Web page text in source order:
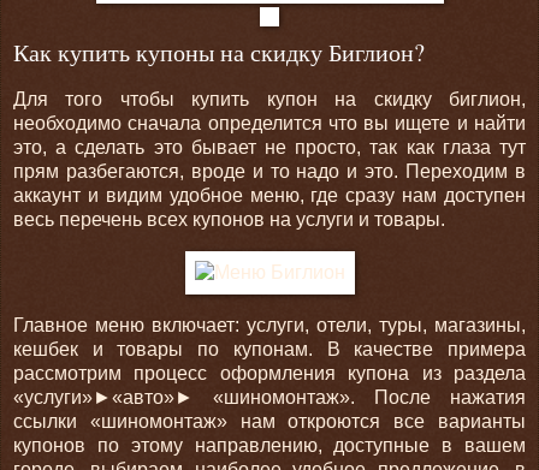
Как купить купоны на скидку Биглион?
Для того чтобы купить купон на скидку биглион,
необходимо сначала определится что вы ищете и найти
это, а сделать это бывает не просто, так как глаза тут
прям разбегаются, вроде и то надо и это. Переходим в
аккаунт и видим удобное меню, где сразу нам доступен
весь перечень всех купонов на услуги и товары.
Главное меню включает: услуги, отели, туры, магазины,
кешбек и товары по купонам. В качестве примера
рассмотрим процесс оформления купона из раздела
«услуги»►«авто»► «шиномонтаж». После нажатия
ссылки «шиномонтаж» нам откроются все варианты
купонов по этому направлению, доступные в вашем